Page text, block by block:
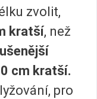
zvolit,
kratší, než
cm kratší.
pro